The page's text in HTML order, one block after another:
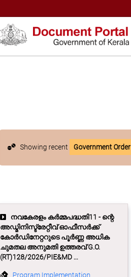
Showing recent Government Order
നവകേരളം കർമ്മപദ്ധതി11 - ന്റെ
അഡ്മിനിസ്ട്രേറ്റീവ് ഓഫീസർക്ക്
കോർഡിനേറ്ററുടെ പൂർണ്ണ അധിക
ചുമതല അനുമതി ഉത്തരവ് G.O.
(RT)128/2026/PIE&MD ...
Program Implementation